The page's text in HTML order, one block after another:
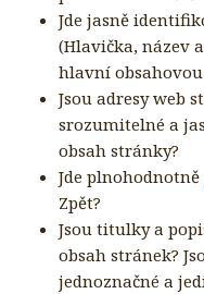
Jde jasně
(Hlavička, název
hlavní
Jsou adresy web
srozumitelné a
obsah stránky?
Jde
Zpět?
Jsou titulky a
obsah stránek?
jednoznačné a